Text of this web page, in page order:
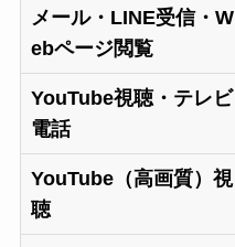
メール・LINE受信・W
ebページ閲覧
YouTube視聴・テレビ
電話
YouTube（高画質）視
聴